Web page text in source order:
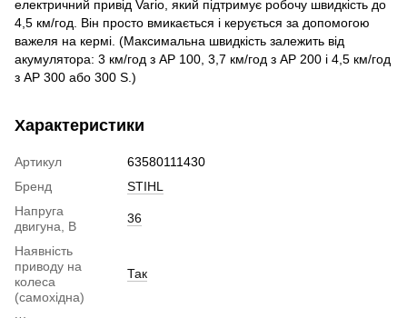
електричний привід Vario, який підтримує робочу швидкість до
4,5 км/год. Він просто вмикається і керується за допомогою
важеля на кермі. (Максимальна швидкість залежить від
акумулятора: 3 км/год з AP 100, 3,7 км/год з AP 200 і 4,5 км/год
з AP 300 або 300 S.)
Характеристики
Артикул
63580111430
Бренд
STIHL
Напруга
двигуна, В
36
Наявність
приводу на
колеса
(самохідна)
Так